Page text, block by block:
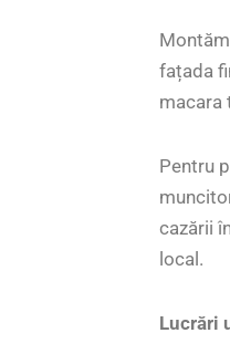
fațada
macara
Pentru
cazării
local.
Lucrări